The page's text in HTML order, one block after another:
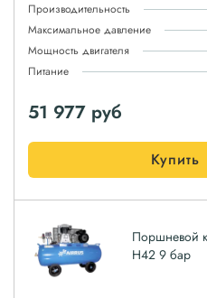
Производительность
Максимальное давление
Мощность двигателя
Питание
51 977 руб
Купить
Поршневой
H42 9 бар